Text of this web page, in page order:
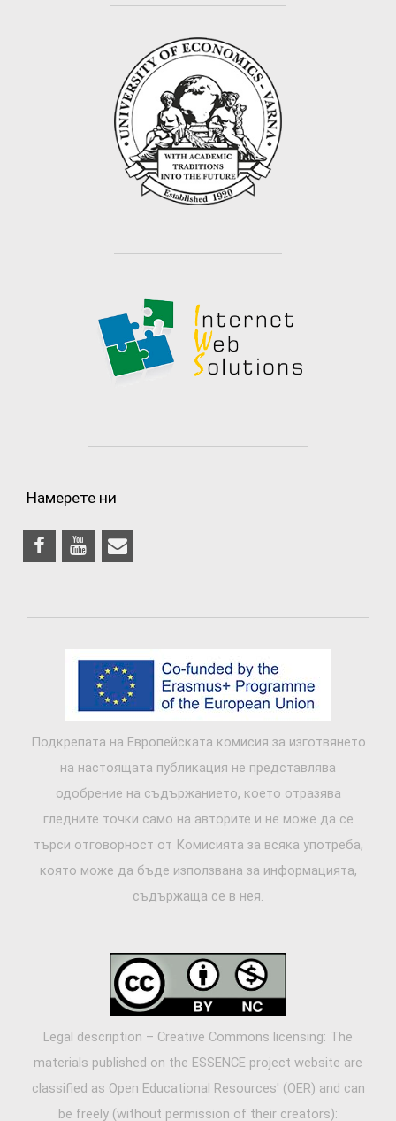
Намерете ни
Подкрепата на Европейската комисия за изготвянето
на настоящата публикация не представлява
одобрение на съдържанието, което отразява
гледните точки само на авторите и не може да се
търси отговорност от Комисията за всяка употреба,
която може да бъде използвана за информацията,
съдържаща се в нея.
Legal description – Creative Commons licensing: The
materials published on the ESSENCE project website are
classified as Open Educational Resources' (OER) and can
be freely (without permission of their creators):